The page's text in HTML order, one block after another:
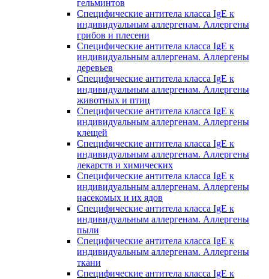
гельминтов
Специфические антитела класса IgE к
индивидуальным аллергенам. Аллергены
грибов и плесени
Специфические антитела класса IgE к
индивидуальным аллергенам. Аллергены
деревьев
Специфические антитела класса IgE к
индивидуальным аллергенам. Аллергены
животных и птиц
Специфические антитела класса IgE к
индивидуальным аллергенам. Аллергены
клещей
Специфические антитела класса IgE к
индивидуальным аллергенам. Аллергены
лекарств и химических
Специфические антитела класса IgE к
индивидуальным аллергенам. Аллергены
насекомых и их ядов
Специфические антитела класса IgE к
индивидуальным аллергенам. Аллергены
пыли
Специфические антитела класса IgE к
индивидуальным аллергенам. Аллергены
ткани
Специфические антитела класса IgE к